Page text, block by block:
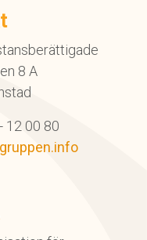
8 A
12 00 80